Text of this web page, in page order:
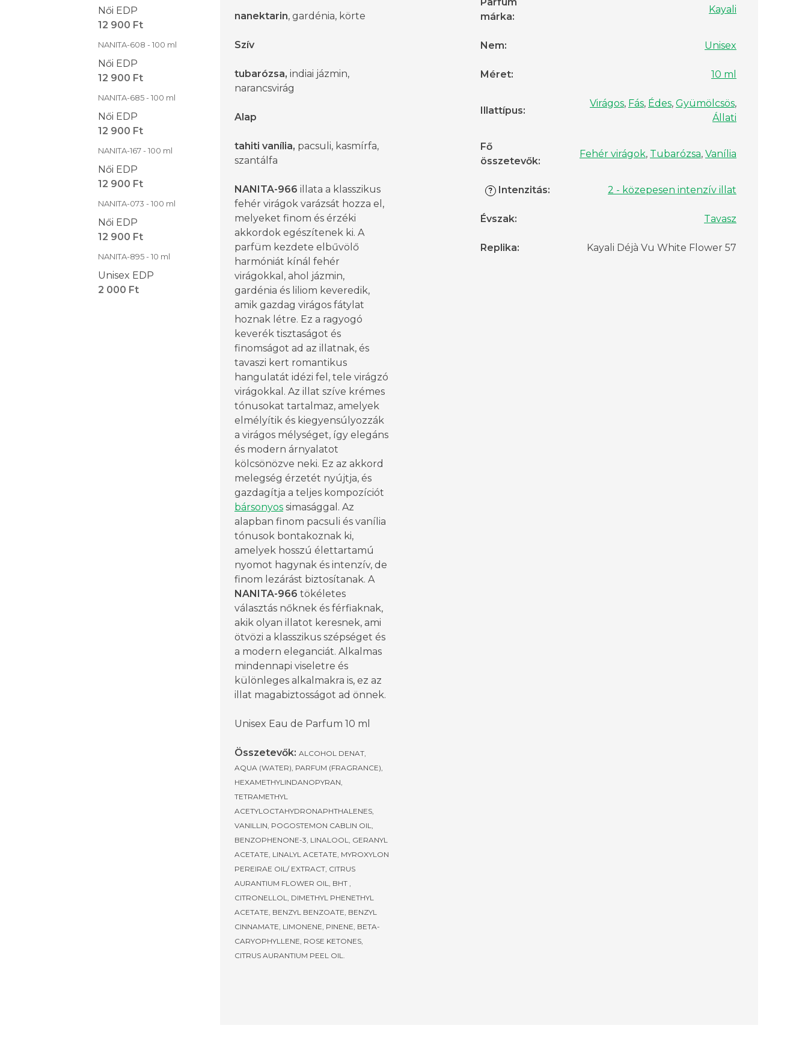
Női EDP
12 900 Ft
NANITA-608 - 100 ml
Női EDP
12 900 Ft
NANITA-685 - 100 ml
Női EDP
12 900 Ft
NANITA-167 - 100 ml
Női EDP
12 900 Ft
NANITA-073 - 100 ml
Női EDP
12 900 Ft
NANITA-895 - 10 ml
Unisex EDP
2 000 Ft
nanektarin, gardénia, körte
Szív
tubarózsa, indiai jázmin,
narancsvirág
Alap
tahiti vanília, pacsuli, kasmírfa,
szantálfa
NANITA-966 illata a klasszikus
fehér virágok varázsát hozza el,
melyeket finom és érzéki
akkordok egészítenek ki. A
parfüm kezdete elbűvölő
harmóniát kínál fehér
virágokkal, ahol jázmin,
gardénia és liliom keveredik,
amik gazdag virágos fátylat
hoznak létre. Ez a ragyogó
keverék tisztaságot és
finomságot ad az illatnak, és
tavaszi kert romantikus
hangulatát idézi fel, tele virágzó
virágokkal. Az illat szíve krémes
tónusokat tartalmaz, amelyek
elmélyítik és kiegyensúlyozzák
a virágos mélységet, így elegáns
és modern árnyalatot
kölcsönözve neki. Ez az akkord
melegség érzetét nyújtja, és
gazdagítja a teljes kompozíciót
bársonyos simasággal. Az
alapban finom pacsuli és vanília
tónusok bontakoznak ki,
amelyek hosszú élettartamú
nyomot hagynak és intenzív, de
finom lezárást biztosítanak. A
NANITA-966 tökéletes
választás nőknek és férfiaknak,
akik olyan illatot keresnek, ami
ötvözi a klasszikus szépséget és
a modern eleganciát. Alkalmas
mindennapi viseletre és
különleges alkalmakra is, ez az
illat magabiztosságot ad önnek.
Unisex Eau de Parfum 10 ml
Összetevők: ALCOHOL DENAT,
AQUA (WATER), PARFUM (FRAGRANCE),
HEXAMETHYLINDANOPYRAN,
TETRAMETHYL
ACETYLOCTAHYDRONAPHTHALENES,
VANILLIN, POGOSTEMON CABLIN OIL,
BENZOPHENONE-3, LINALOOL, GERANYL
ACETATE, LINALYL ACETATE, MYROXYLON
PEREIRAE OIL/ EXTRACT, CITRUS
AURANTIUM FLOWER OIL, BHT ,
CITRONELLOL, DIMETHYL PHENETHYL
ACETATE, BENZYL BENZOATE, BENZYL
CINNAMATE, LIMONENE, PINENE, BETA-
CARYOPHYLLENE, ROSE KETONES,
CITRUS AURANTIUM PEEL OIL.
márka:
Kayali
Nem: Unisex
Méret: 10 ml
Illattípus:
Virágos, Fás, Édes, Gyümölcsös,
Állati
Fő
összetevők:
Fehér virágok, Tubarózsa, Vanília
? Intenzitás: 2 - közepesen intenzív illat
Évszak: Tavasz
Replika: Kayali Déjà Vu White Flower 57